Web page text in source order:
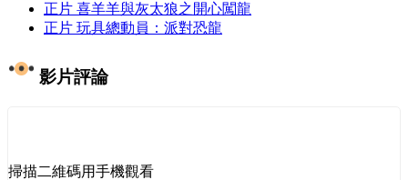
正片 喜羊羊與灰太狼之開心闖龍
正片 玩具總動員：派對恐龍
影片評論
掃描二維碼用手機觀看